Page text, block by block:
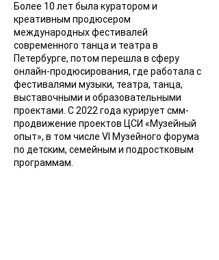
Более 10 лет была куратором и
креативным продюсером
международных фестивалей
современного танца и театра в
Петербурге, потом перешла в сферу
онлайн-продюсирования, где работала с
фестивалями музыки, театра, танца,
выставочными и образовательными
проектами. С 2022 года курирует смм-
продвижение проектов ЦСИ «Музейный
опыт», в том числе VI Музейного форума
по детским, семейным и подростковым
программам.